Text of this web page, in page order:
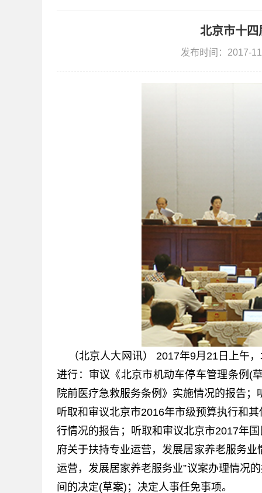
北京市十四
发布时间：2017-
（北京人大网讯） 2017年9月21日上午
进行：审议《北京市机动车停车管理条例(
院前医疗急救服务条例》实施情况的报告
听取和审议北京市2016年市级预算执行和
行情况的报告；听取和审议北京市2017年
府关于扶持专业运营，发展居家养老服务
运营，发展居家养老服务业”议案办理情况
间的决定(草案)；决定人事任免事项。